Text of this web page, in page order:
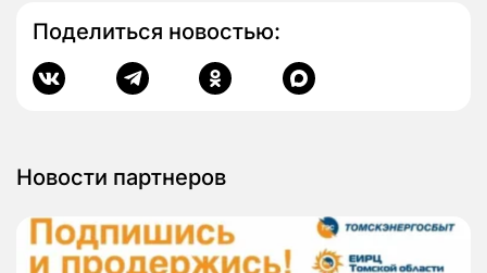
Поделиться новостью:
Новости партнеров